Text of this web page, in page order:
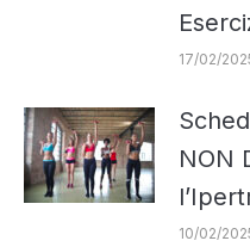
17/02/
NON
10/02/